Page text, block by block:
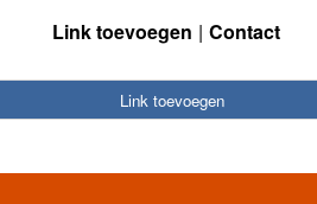
Link toevoegen Contact
Link toevoegen